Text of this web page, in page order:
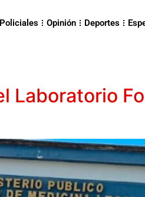
Policiales Opinión Deportes
Laboratorio